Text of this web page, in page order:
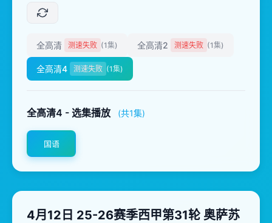
全高清 测速失败 (1集) 全高清2 测速失败 (1集)
全高清4 测速失败 (1集)
全高清4 - 选集播放 (共1集)
国语
4月12日 25-26赛季西甲第31轮 奥萨苏